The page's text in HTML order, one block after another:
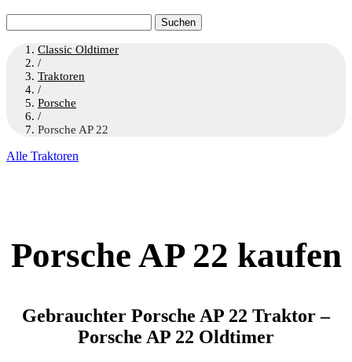
nach:
Classic Oldtimer
/
Traktoren
/
Porsche
/
Porsche AP 22
Alle Traktoren
Porsche AP 22 kaufen
Gebrauchter Porsche AP 22 Traktor –
Porsche AP 22 Oldtimer